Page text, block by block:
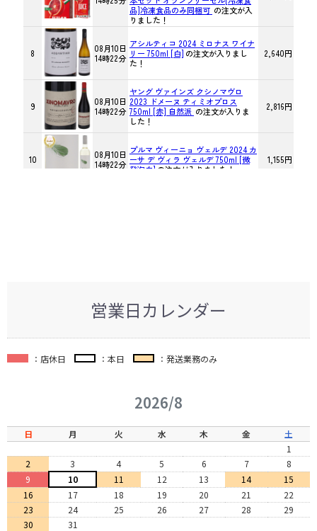
営業日カレンダー
：店休日 ：本日 ：発送業務のみ
2026/8
日 月 火 水 木 金
土
1
2
3 4 5 6 7
8
9
10 11 12 13 14
15
16
17 18 19 20 21
22
23
24 25 26 27 28
29
30
31